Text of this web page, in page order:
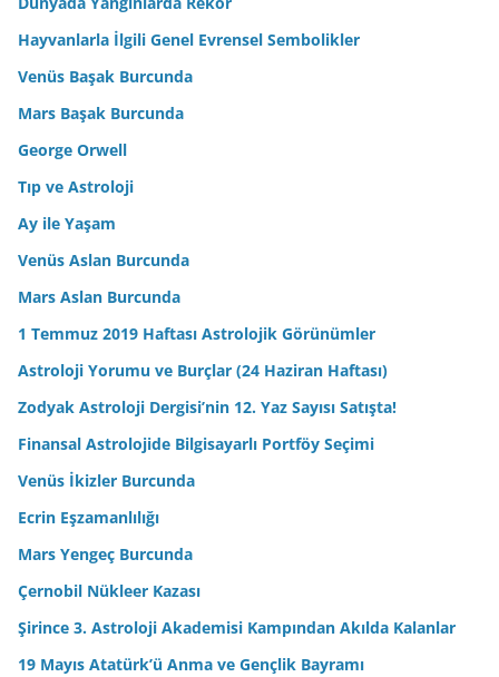
Hayvanlarla İlgili Genel Evrensel Sembolikler
Venüs Başak Burcunda
Mars Başak Burcunda
George Orwell
Tıp ve Astroloji
Ay ile Yaşam
Venüs Aslan Burcunda
Mars Aslan Burcunda
1 Temmuz 2019 Haftası Astrolojik Görünümler
Astroloji Yorumu ve Burçlar (24 Haziran Haftası)
Zodyak Astroloji Dergisi’nin 12. Yaz Sayısı Satışta!
Finansal Astrolojide Bilgisayarlı Portföy Seçimi
Venüs İkizler Burcunda
Ecrin Eşzamanlılığı
Mars Yengeç Burcunda
Çernobil Nükleer Kazası
Şirince 3. Astroloji Akademisi Kampından Akılda Kalanlar
19 Mayıs Atatürk’ü Anma ve Gençlik Bayramı